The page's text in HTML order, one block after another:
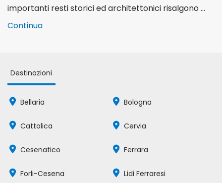
importanti resti storici ed architettonici risalgono ...
Continua
Destinazioni
Bellaria Bologna
Cattolica Cervia
Cesenatico Ferrara
Forli-Cesena Lidi Ferraresi